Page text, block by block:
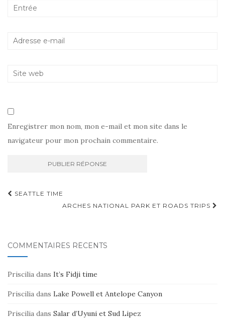
Enregistrer mon nom, mon e-mail et mon site dans le
navigateur pour mon prochain commentaire.
Navigation
d'article
SEATTLE TIME
ARCHES NATIONAL PARK ET ROADS TRIPS
COMMENTAIRES RÉCENTS
Priscilia dans It’s Fidji time
Priscilia dans Lake Powell et Antelope Canyon
Priscilia dans Salar d’Uyuni et Sud Lipez